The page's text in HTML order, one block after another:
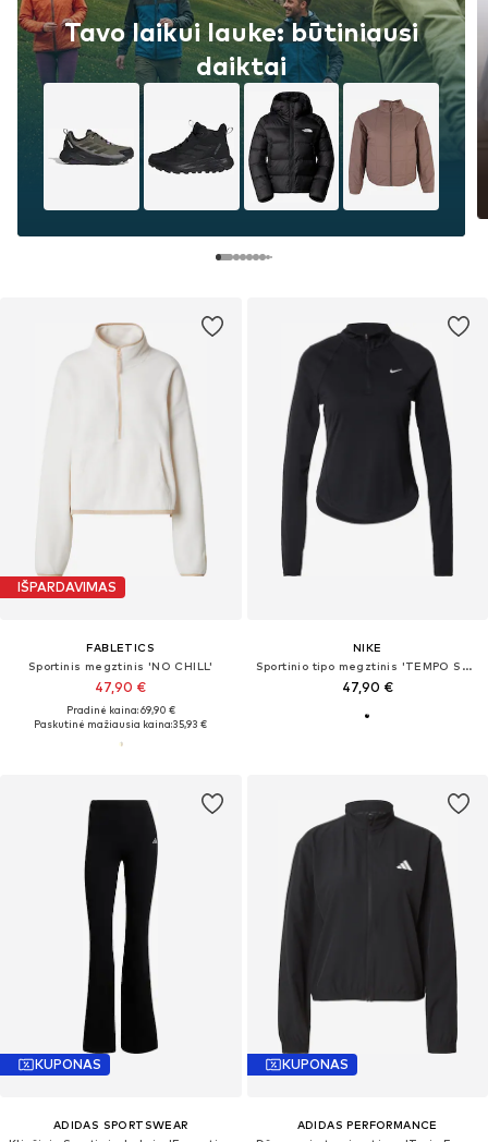
IŠPARDAVIMAS
FABLETICS
Sportinis megztinis 'NO CHILL'
47,90 €
Pradinė kaina: 69,90 €
Paskutinė mažiausia kaina:35,93 €
Tavo laikui lauke: būtiniausi
daiktai
NIKE
Sportinio tipo megztinis 'TEMPO SWSH HBR'
47,90 €
KUPONAS
ADIDAS SPORTSWEAR
KUPONAS
ADIDAS PERFORMANCE